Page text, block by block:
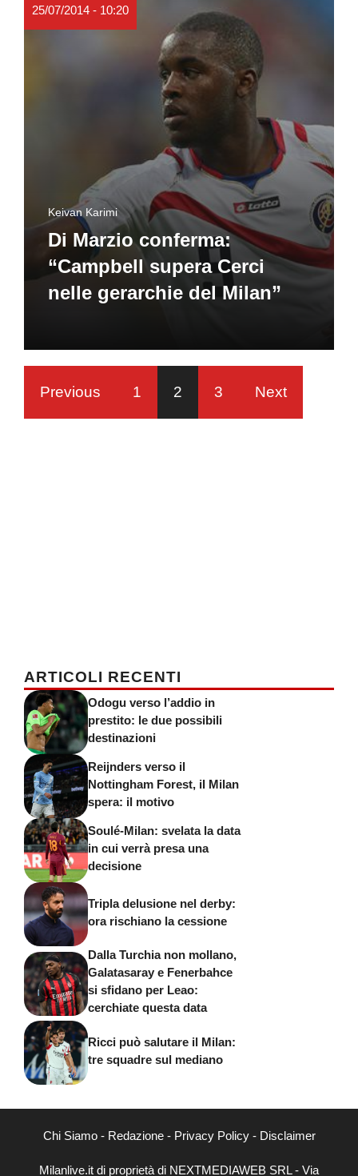
25/07/2014 - 10:20
Keivan Karimi
Di Marzio conferma:
“Campbell supera Cerci
nelle gerarchie del Milan”
Previous 1 2 3 Next
ARTICOLI RECENTI
Odogu verso l’addio in
prestito: le due possibili
destinazioni
Reijnders verso il
Nottingham Forest, il Milan
spera: il motivo
Soulé-Milan: svelata la data
in cui verrà presa una
decisione
Tripla delusione nel derby:
ora rischiano la cessione
Dalla Turchia non mollano,
Galatasaray e Fenerbahce
si sfidano per Leao:
cerchiate questa data
Ricci può salutare il Milan:
tre squadre sul mediano
Chi Siamo- Redazione- Privacy Policy- Disclaimer
Milanlive.it di proprietà di NEXTMEDIAWEB SRL - Via